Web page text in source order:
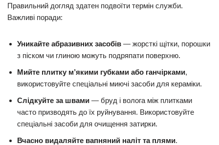
Правильний догляд здатен подвоїти термін служби.
Важливі поради:
Уникайте абразивних засобів — жорсткі щітки, порошки
з піском чи глиною можуть подряпати поверхню.
Мийте плитку м’якими губками або ганчірками,
використовуйте спеціальні миючі засоби для кераміки.
Слідкуйте за швами — бруд і волога між плитками
часто призводять до їх руйнування. Використовуйте
спеціальні засоби для очищення затирки.
Вчасно видаляйте вапняний наліт та плями.